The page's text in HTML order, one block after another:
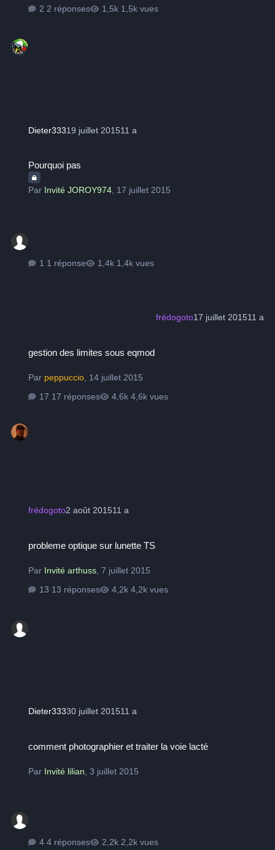
2 réponses 1,5k vues
Dieter33319 juillet 201511 a
Pourquoi pas
Par Invité JOROY974 17 juillet 2015
1 réponse 1,4k vues
frédogoto17 juillet 201511 a
gestion des limites sous eqmod
Par peppuccio 14 juillet 2015
17 réponses
4,6k vues
frédogoto2 août 201511 a
probleme optique sur lunette TS
Par Invité arthuss ,7 juillet 2015
13 réponses
4,2k vues
Dieter33330 juillet 201511 a
comment photographier et traiter la voie lacté
Par Invité lilian ,3 juillet 2015
4 réponses 2,2k vues